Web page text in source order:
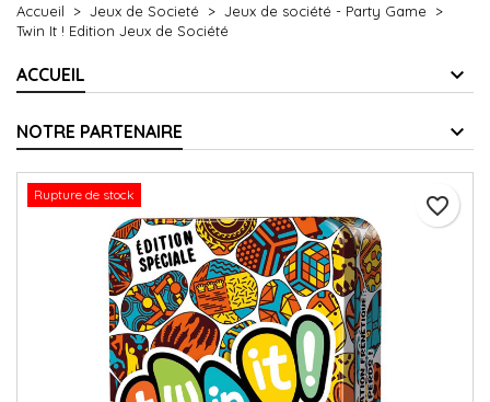
Accueil Jeux de Societé
Jeux de société - Party Game
Twin It ! Edition Jeux de Société
ACCUEIL
NOTRE PARTENAIRE
Rupture de stock favorite_border
Annuler Créer une liste d'envies